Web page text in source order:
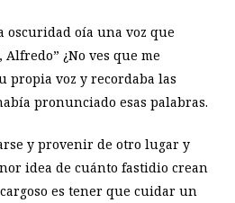
oscuridad oía una voz que
¿No ves que me
propia voz y recordaba las
pronunciado esas palabras.
y provenir de otro lugar y
idea de cuánto fastidio crean
es tener que cuidar un